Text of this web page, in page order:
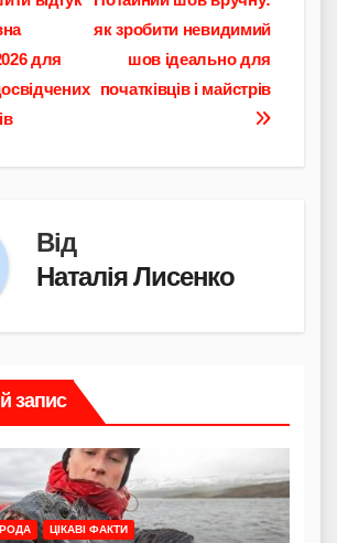
як зробити невидимий
шов ідеально для
початківців і майстрів
для
Від
Наталія Лисенко
запис
ЦІКАВІ ФАКТИ